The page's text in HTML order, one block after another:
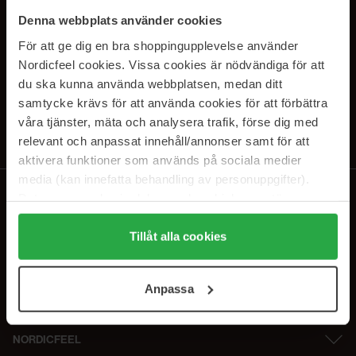
Denna webbplats använder cookies
För att ge dig en bra shoppingupplevelse använder
Nordicfeel cookies. Vissa cookies är nödvändiga för att
du ska kunna använda webbplatsen, medan ditt
samtycke krävs för att använda cookies för att förbättra
våra tjänster, mäta och analysera trafik, förse dig med
relevant och anpassat innehåll/annonser samt för att
aktivera funktioner som används på sociala medier
media (kan innefatta behandling av personuppgifter).
Genom att trycka på "Tillåt alla cookies" accepterar du
alla cookies, medan du under "Detaljer" kan anpassa
användningen av cookies. Du kan när som helst återkalla
samt vår Integritetspolicy.
Tillåt alla cookies
Anpassa
SUBSCRIBE TO OUR
NEWSLETTER
Sähköposti
Tilaamalla hyväksyttietosuojakäytäntömme. Peruuta tilaus milloin
NORDICFEEL